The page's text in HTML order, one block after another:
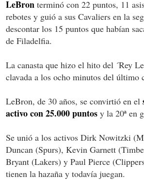
LeBron terminó con 22 puntos, 11
rebotes y guió a sus Cavaliers en la
descontar los 15 puntos que habían
de Filadelfia.
La canasta que hizo el hito del ´Rey
clavada a los ocho minutos del último
LeBron, de 30 años, se convirtió en el
activo con 25.000 puntos y la 20ª en
Se unió a los activos Dirk Nowitzki
Duncan (Spurs), Kevin Garnett
Bryant (Lakers) y Paul Pierce
tienen la hazaña y todavía juegan.